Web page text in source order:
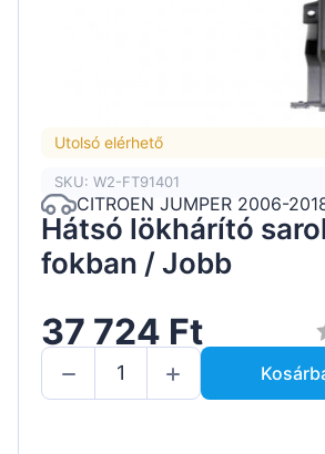
Utolsó elérhető
SKU: W2-FT91401
CITROEN JUMPER 2006-
Hátsó lökhárító
fokban / Jobb
37 724 Ft